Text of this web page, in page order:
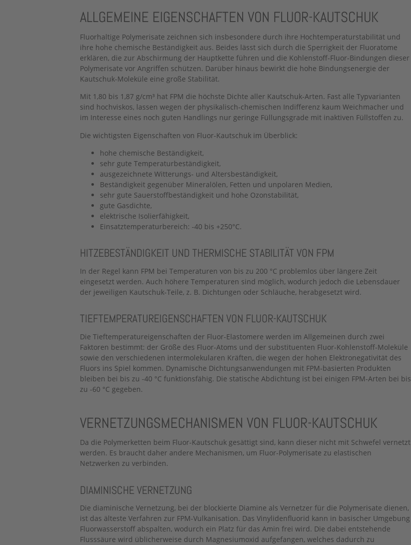
ALLGEMEINE EIGENSCHAFTEN VON FLUOR-KAUTSCHUK
Fluorhaltige Polymerisate zeichnen sich insbesondere durch ihre Hochtemperaturstabilität und
ihre hohe chemische Beständigkeit aus. Beides lässt sich durch die Sperrigkeit der Fluoratome
erklären, die zur Abschirmung der Hauptkette führen und die Kohlenstoff-Fluor-Bindungen dieser
Polymerisate vor Angriffen schützen. Darüber hinaus bewirkt die hohe Bindungsenergie der
Kautschuk-Moleküle eine große Stabilität.
Mit 1,80 bis 1,87 g/cm³ hat FPM die höchste Dichte aller Kautschuk-Arten. Fast alle Typvarianten
sind hochviskos, lassen wegen der physikalisch-chemischen Indifferenz kaum Weichmacher und
im Interesse eines noch guten Handlings nur geringe Füllungsgrade mit inaktiven Füllstoffen zu.
Die wichtigsten Eigenschaften von Fluor-Kautschuk im Überblick:
hohe chemische Beständigkeit,
sehr gute Temperaturbeständigkeit,
ausgezeichnete Witterungs- und Altersbeständigkeit,
Beständigkeit gegenüber Mineralölen, Fetten und unpolaren Medien,
sehr gute Sauerstoffbeständigkeit und hohe Ozonstabilität,
gute Gasdichte,
elektrische Isolierfähigkeit,
Einsatztemperaturbereich: -40 bis +250°C.
HITZEBESTÄNDIGKEIT UND THERMISCHE STABILITÄT VON FPM
In der Regel kann FPM bei Temperaturen von bis zu 200 °C problemlos über längere Zeit
eingesetzt werden. Auch höhere Temperaturen sind möglich, wodurch jedoch die Lebensdauer
der jeweiligen Kautschuk-Teile, z. B. Dichtungen oder Schläuche, herabgesetzt wird.
TIEFTEMPERATUREIGENSCHAFTEN VON FLUOR-KAUTSCHUK
Die Tieftemperatureigenschaften der Fluor-Elastomere werden im Allgemeinen durch zwei
Faktoren bestimmt: der Größe des Fluor-Atoms und der substituenten Fluor-Kohlenstoff-Moleküle
sowie den verschiedenen intermolekularen Kräften, die wegen der hohen Elektronegativität des
Fluors ins Spiel kommen. Dynamische Dichtungsanwendungen mit FPM-basierten Produkten
bleiben bei bis zu -40 °C funktionsfähig. Die statische Abdichtung ist bei einigen FPM-Arten bei bis
zu -60 °C gegeben.
VERNETZUNGSMECHANISMEN VON FLUOR-KAUTSCHUK
Da die Polymerketten beim Fluor-Kautschuk gesättigt sind, kann dieser nicht mit Schwefel vernetzt
werden. Es braucht daher andere Mechanismen, um Fluor-Polymerisate zu elastischen
Netzwerken zu verbinden.
DIAMINISCHE VERNETZUNG
Die diaminische Vernetzung, bei der blockierte Diamine als Vernetzer für die Polymerisate dienen,
ist das älteste Verfahren zur FPM-Vulkanisation. Das Vinylidenfluorid kann in basischer Umgebung
Fluorwasserstoff abspalten, wodurch ein Platz für das Amin frei wird. Die dabei entstehende
Flusssäure wird üblicherweise durch Magnesiumoxid aufgefangen, welches dadurch zu